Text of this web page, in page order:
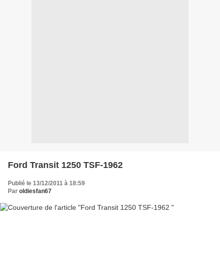
Ford Transit 1250 TSF-1962
Publié le 13/12/2011 à 18:59
Par oldiesfan67